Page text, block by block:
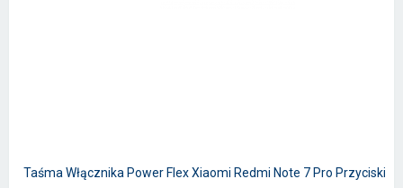
Taśma Włącznika Power Flex Xiaomi Redmi Note 7 Pro Przyciski